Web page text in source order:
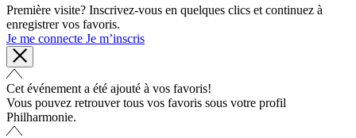
Première visite? Inscrivez-vous en quelques clics et continuez à
enregistrer vos favoris.
Je me connecte Je m’inscris
Cet événement a été ajouté à vos favoris!
Vous pouvez retrouver tous vos favoris sous votre profil
Philharmonie.